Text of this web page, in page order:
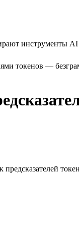
инструменты
токенов —